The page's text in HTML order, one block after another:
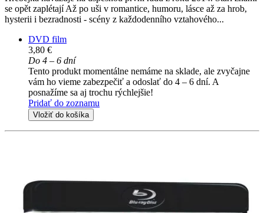
se opět zaplétají Až po uši v romantice, humoru, lásce až za hrob,
hysterii i bezradnosti - scény z každodenního vztahového...
DVD film
3,80 €
Do 4 – 6 dní
Tento produkt momentálne nemáme na sklade, ale zvyčajne
vám ho vieme zabezpečiť a odoslať do 4 – 6 dní. A
posnažíme sa aj trochu rýchlejšie!
Pridať do zoznamu
Vložiť do košíka